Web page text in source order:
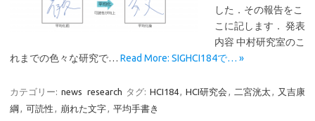
した．その報告をこ
こに記します． 発表
内容 中村研究室のこ
れまでの色々な研究で… Read More: SIGHCI184で… »
カテゴリー: news research タグ: HCI184, HCI研究会 , 二宮洸太, 又吉康
綱 , 可読性 , 崩れた文字, 平均手書き